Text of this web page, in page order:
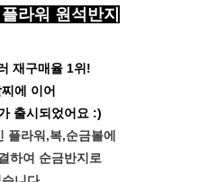
라워 원석반지
재구매율 1위!
에 이어
출시되었어요 :)
플라워,복,순금볼에
하여 순금반지로